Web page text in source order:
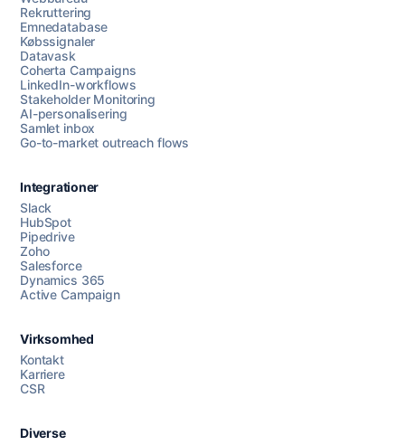
Chat med os
AI Campaign Assist
Rekruttering
Emnedatabase
Købssignaler
Datavask
Coherta Campaigns
LinkedIn-workflows
Stakeholder Monitoring
AI-personalisering
Samlet inbox
Go-to-market outreach flows
Integrationer
Slack
HubSpot
Pipedrive
Zoho
Salesforce
Dynamics 365
Active Campaign
Virksomhed
Kontakt
Karriere
CSR
Diverse